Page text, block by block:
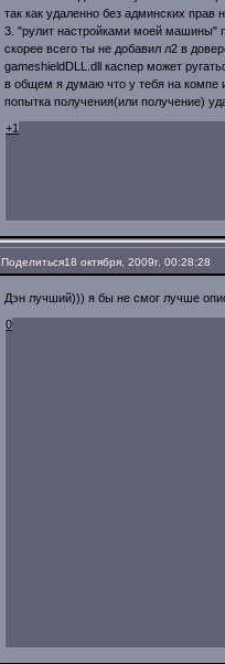
так как удаленно без админских прав
3. "рулит настройками моей машины"
скорее всего ты не добавил л2 в
gameshieldDLL.dll каспер может
в общем я думаю что у тебя на компе
попытка получения(или получение)
+1
Поделиться18 октября, 2009г. 00:28:28
Дэн лучший))) я бы не смог лучше
0